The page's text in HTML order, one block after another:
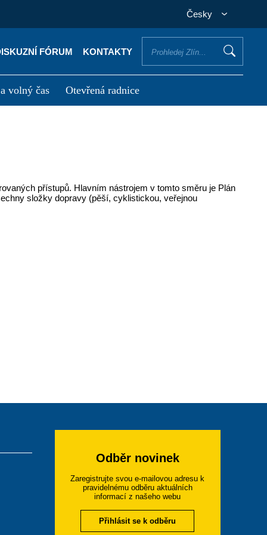
Česky
FÓRUM KONTAKTY
volný čas Otevřená radnice
přístupů. Hlavním nástrojem v tomto směru je Plán
složky dopravy (pěší, cyklistickou, veřejnou
Odběr novinek
Zaregistrujte svou e-mailovou adresu k
pravidelnému odběru aktuálních
informací z našeho webu
Přihlásit se k odběru